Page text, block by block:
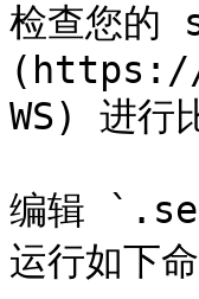
检查您的
(https://
WS) 进行
编辑
运行如下命